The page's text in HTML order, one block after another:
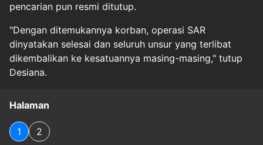
pencarian pun resmi ditutup.
"Dengan ditemukannya korban, operasi SAR
dinyatakan selesai dan seluruh unsur yang terlibat
dikembalikan ke kesatuannya masing-masing," tutup
Desiana.
Halaman
1 2